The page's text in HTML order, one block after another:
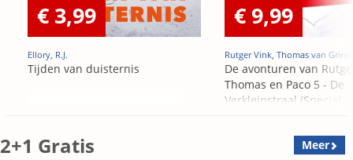
€ 3,99
Ellory, R.J.
Tijden van duisternis
€ 9,99
Rutger Vink, Thomas van
De avonturen van
Thomas en Paco 5 - De
Verkleinstraal (Special
2+1 Gratis Meer